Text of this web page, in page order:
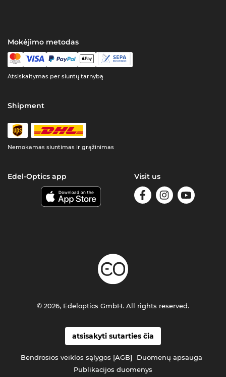
Mokėjimo metodas
Atsiskaitymas per siuntų tarnybą
Shipment
Nemokamas siuntimas ir grąžinimas
Edel-Optics app Visit us
atsisakyti sutarties čia
Bendrosios veiklos sąlygos [AGB]
Duomenų apsauga
Publikacijos duomenys
© 2026, Edeloptics GmbH. All rights reserved.